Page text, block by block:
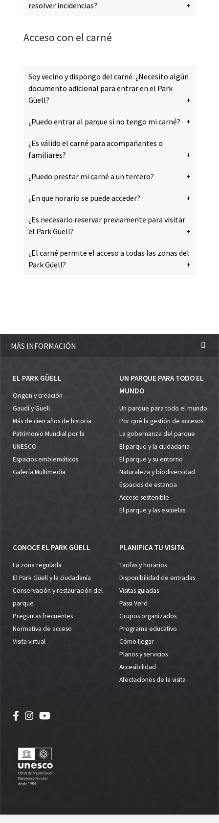
resolver incidencias?
Acceso con el carné
Soy vecino y dispongo del carné. ¿Necesito algún
documento adicional para entrar en el Park
Güell?
¿Puedo entrar al parque si no tengo mi carné?
¿Es válido el carné para acompañantes o
familiares?
¿Puedo prestar mi carné a un tercero?
¿En que horario se puede acceder?
¿Es necesario reservar previamente para visitar
el Park Güell?
¿El carné permite el acceso a todas las zonas del
Park Güell?
MÁS INFORMACIÓN
EL PARK GÜELL
Origen y creación
Gaudí y Güell
Más de cien años de historia
Patrimonio Mundial por la
UNESCO
Espacios emblemáticos
Galería Multimedia
UN PARQUE PARA TODO EL
MUNDO
Un parque para todo el mundo
Por qué la gestión de accesos
La gobernanza del parque
El parque y la ciudadania
El parque y su entorno
Naturaleza y biodiversidad
Espacios de estancia
Acceso sostenible
El parque y las escuelas
CONOCE EL PARK GÜELL
La zona regulada
El Park Güell y la ciudadanía
Conservación y restauración del
parque
Preguntas frecuentes
Normativa de acceso
Visita virtual
PLANIFICA TU VISITA
Tarifas y horarios
Disponibilidad de entradas
Visitas guiadas
Passi Verd
Grupos organizados
Programa educativo
Cómo llegar
Planos y servicios
Accesibilidad
Afectaciones de la visita